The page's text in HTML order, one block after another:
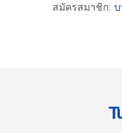
สมัครสมาชิก: บ